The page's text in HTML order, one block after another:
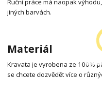
jiných barvách.
Materiál
Kravata je vyrobena ze 100%
se chcete dozvědět více o